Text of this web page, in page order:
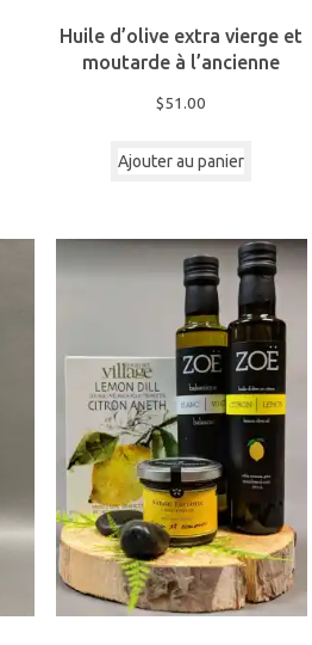
Huile d’olive extra vierge et
moutarde à l’ancienne
$51.00
Ajouter au panier